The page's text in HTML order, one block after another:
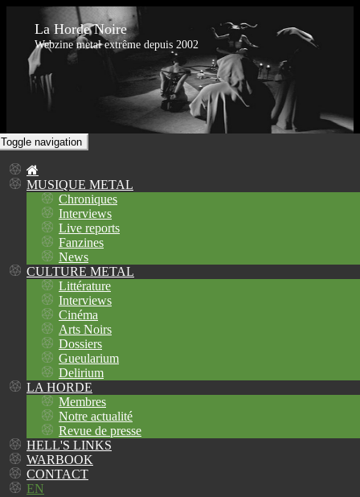
La Horde Noire
Webzine metal extrême depuis 2002
Toggle navigation
MUSIQUE METAL
Chroniques
Interviews
Live reports
Fanzines
News
CULTURE METAL
Littérature
Interviews
Cinéma
Arts Noirs
Dossiers
Gueularium
Delirium
LA HORDE
Membres
Notre actualité
Revue de presse
HELL'S LINKS
WARBOOK
CONTACT
EN